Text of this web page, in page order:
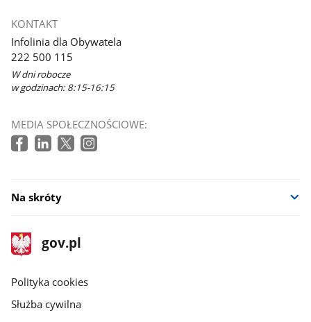
KONTAKT
Infolinia dla Obywatela
222 500 115
W dni robocze
w godzinach: 8:15-16:15
MEDIA SPOŁECZNOŚCIOWE:
Na skróty
stopka
gov.pl
Strona
gov.pl
gov.pl
Polityka cookies
Służba cywilna